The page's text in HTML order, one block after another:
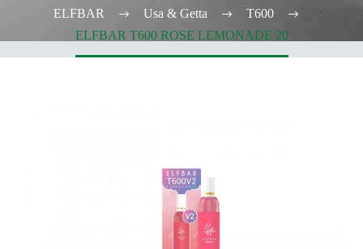
ELFBAR
Usa & Getta
T600
ELFBAR T600 ROSE LEMONADE 20